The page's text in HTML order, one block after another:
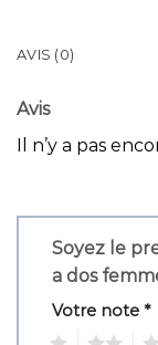
AVIS (0)
Avis
Il n’y a pas
Soyez le
a dos
Votre note *